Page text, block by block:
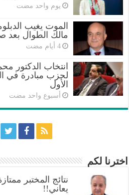
‏يوم واحد مضت
الموت يغيب
مالك الطوال بعد
‏4 أيام مضت
انتخاب الدكتور
لحزب مبادرة في
الأول
‏أسبوع واحد مضت
اخترنا لكم
نتائج المختبر
يعاني!!